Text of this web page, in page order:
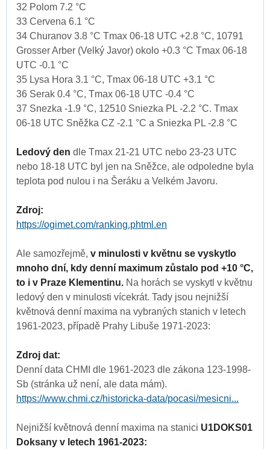
32 Polom 7.2 °C
33 Cervena 6.1 °C
34 Churanov 3.8 °C Tmax 06-18 UTC +2.8 °C, 10791
Grosser Arber (Velký Javor) okolo +0.3 °C Tmax 06-18
UTC -0.1 °C
35 Lysa Hora 3.1 °C, Tmax 06-18 UTC +3.1 °C
36 Serak 0.4 °C, Tmax 06-18 UTC -0.4 °C
37 Snezka -1.9 °C, 12510 Sniezka PL -2.2 °C. Tmax
06-18 UTC Sněžka CZ -2.1 °C a Sniezka PL -2.8 °C
Ledový den dle Tmax 21-21 UTC nebo 23-23 UTC
nebo 18-18 UTC byl jen na Sněžce, ale odpoledne byla
teplota pod nulou i na Šeráku a Velkém Javoru.
Zdroj:
https://ogimet.com/ranking.phtml.en
Ale samozřejmě, v minulosti v květnu se vyskytlo
mnoho dní, kdy denní maximum zůstalo pod +10 °C,
to i v Praze Klementinu. Na horách se vyskytl v květnu
ledový den v minulosti vícekrát. Tady jsou nejnižší
květnová denní maxima na vybraných stanich v letech
1961-2023, případě Prahy Libuše 1971-2023:
Zdroj dat:
Denní data CHMI dle 1961-2023 dle zákona 123-1998-
Sb (stránka už není, ale data mám).
https://www.chmi.cz/historicka-data/pocasi/mesicni...
Nejnižší květnová denní maxima na stanici U1DOKS01
Doksany v letech 1961-2023: